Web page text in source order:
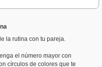
la rutina con tu pareja.
el número mayor con
círculos de colores que te